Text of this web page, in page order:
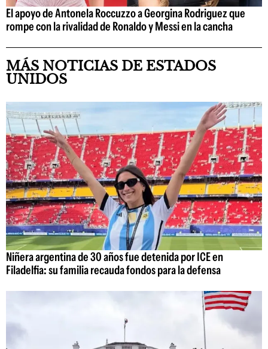
El apoyo de Antonela Roccuzzo a Georgina Rodriguez que
rompe con la rivalidad de Ronaldo y Messi en la cancha
MÁS NOTICIAS DE ESTADOS
UNIDOS
Niñera argentina de 30 años fue detenida por ICE en
Filadelfia: su familia recauda fondos para la defensa